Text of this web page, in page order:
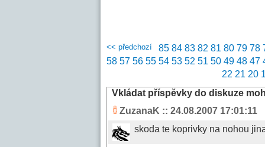
<< předchozí 85 84 83 82 81 80 79 78
58 57 56 55 54 53 52 51 50 49 48 47
22 21 20
Vkládat příspěvky do diskuze
ZuzanaK :: 24.08.2007 17:01:11
skoda te koprivky na nohou